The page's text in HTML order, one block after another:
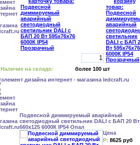
Наличие на складе: более 100 шт
Подвесной диммируемый аварийный
светодиодный светильник DALI с БАП 20 Вт
660x125 6000К IP54 Опал
Цена
Р: 8625 руб